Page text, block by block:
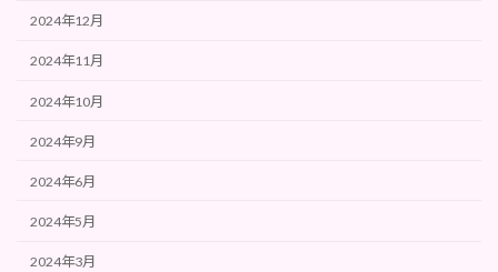
2024年12月
2024年11月
2024年10月
2024年9月
2024年6月
2024年5月
2024年3月